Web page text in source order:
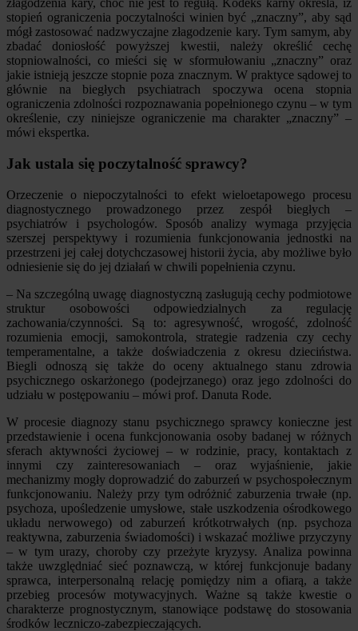
złagodzenia kary, choć nie jest to regułą. Kodeks karny określa, iż
stopień ograniczenia poczytalności winien być „znaczny”, aby sąd
mógł zastosować nadzwyczajne złagodzenie kary. Tym samym, aby
zbadać doniosłość powyższej kwestii, należy określić cechę
stopniowalności, co mieści się w sformułowaniu „znaczny” oraz
jakie istnieją jeszcze stopnie poza znacznym. W praktyce sądowej to
głównie na biegłych psychiatrach spoczywa ocena stopnia
ograniczenia zdolności rozpoznawania popełnionego czynu – w tym
określenie, czy niniejsze ograniczenie ma charakter „znaczny” –
mówi ekspertka.
Jak ustala się poczytalność sprawcy?
Orzeczenie o niepoczytalności to efekt wieloetapowego procesu
diagnostycznego prowadzonego przez zespół biegłych –
psychiatrów i psychologów. Sposób analizy wymaga przyjęcia
szerszej perspektywy i rozumienia funkcjonowania jednostki na
przestrzeni jej całej dotychczasowej historii życia, aby możliwe było
odniesienie się do jej działań w chwili popełnienia czynu.
– Na szczególną uwagę diagnostyczną zasługują cechy podmiotowe
struktur osobowości odpowiedzialnych za regulację
zachowania/czynności. Są to: agresywność, wrogość, zdolność
rozumienia emocji, samokontrola, strategie radzenia czy cechy
temperamentalne, a także doświadczenia z okresu dzieciństwa.
Biegli odnoszą się także do oceny aktualnego stanu zdrowia
psychicznego oskarżonego (podejrzanego) oraz jego zdolności do
udziału w postępowaniu – mówi prof. Danuta Rode.
W procesie diagnozy stanu psychicznego sprawcy konieczne jest
przedstawienie i ocena funkcjonowania osoby badanej w różnych
sferach aktywności życiowej – w rodzinie, pracy, kontaktach z
innymi czy zainteresowaniach – oraz wyjaśnienie, jakie
mechanizmy mogły doprowadzić do zaburzeń w psychospołecznym
funkcjonowaniu. Należy przy tym odróżnić zaburzenia trwałe (np.
psychoza, upośledzenie umysłowe, stałe uszkodzenia ośrodkowego
układu nerwowego) od zaburzeń krótkotrwałych (np. psychoza
reaktywna, zaburzenia świadomości) i wskazać możliwe przyczyny
– w tym urazy, choroby czy przeżyte kryzysy. Analiza powinna
także uwzględniać sieć poznawczą, w której funkcjonuje badany
sprawca, interpersonalną relację pomiędzy nim a ofiarą, a także
przebieg procesów motywacyjnych. Ważne są także kwestie o
charakterze prognostycznym, stanowiące podstawę do stosowania
środków leczniczo-zabezpieczających.